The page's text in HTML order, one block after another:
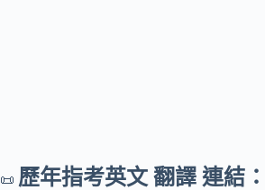
📜 歷年指考英文 翻譯 連結：